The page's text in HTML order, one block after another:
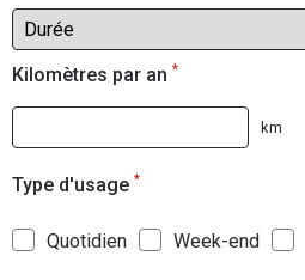
Kilomètres par an *
km
Type d'usage *
Quotidien Week-end